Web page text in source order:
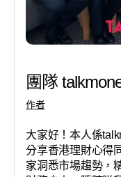
團隊
作者
大家好！本人係
分享香港理財心得
家洞悉市場趨勢，